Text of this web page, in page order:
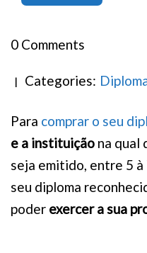
0 Comments
Categories:
Para comprar o seu
e a instituição na qual
seja emitido, entre 5
seu diploma
poder exercer a sua